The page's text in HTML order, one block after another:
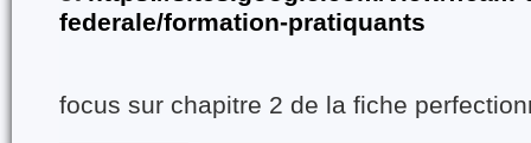
federale/formation-pratiquants
focus sur chapitre 2 de la fiche